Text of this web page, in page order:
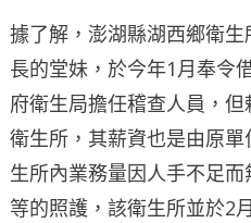
據了解，澎湖縣湖西鄉衛
長的堂妹，於今年1月奉令
府衛生局擔任稽查人員，
衛生所，其薪資也是由原
生所內業務量因人手不足
等的照護，該衛生所並於2